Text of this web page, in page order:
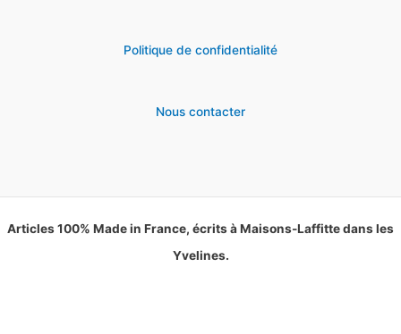
Politique de confidentialité
Nous contacter
Articles 100% Made in France, écrits à Maisons-Laffitte dans les
Yvelines.